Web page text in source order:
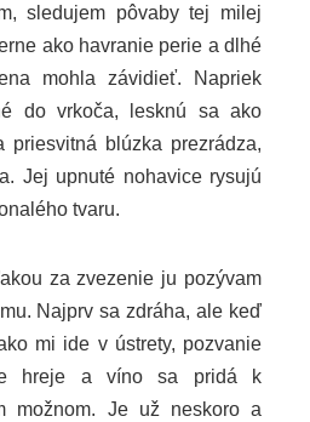
sledujem pôvaby tej milej
ako havranie perie a dlhé
mohla závidieť. Napriek
do vrkoča, lesknú sa ako
priesvitná blúzka prezrádza,
Jej upnuté nohavice rysujú
tvaru.
za zvezenie ju pozývam
Najprv sa zdráha, ale keď
mi ide v ústrety, pozvanie
hreje a víno sa pridá k
možnom. Je už neskoro a